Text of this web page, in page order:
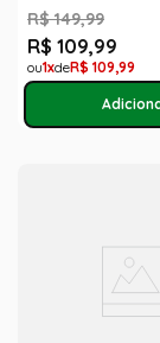
R$ 149,99
R$ 109,99
1 R$ 109,99